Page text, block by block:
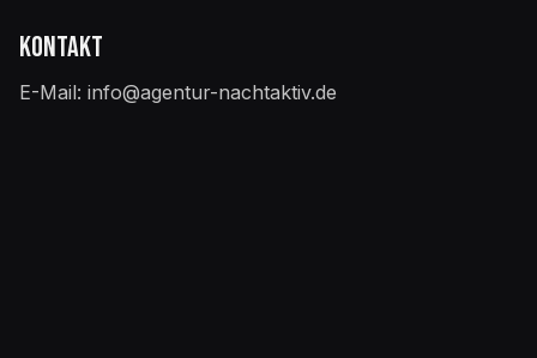
Kontakt
E-Mail: info@agentur-nachtaktiv.de